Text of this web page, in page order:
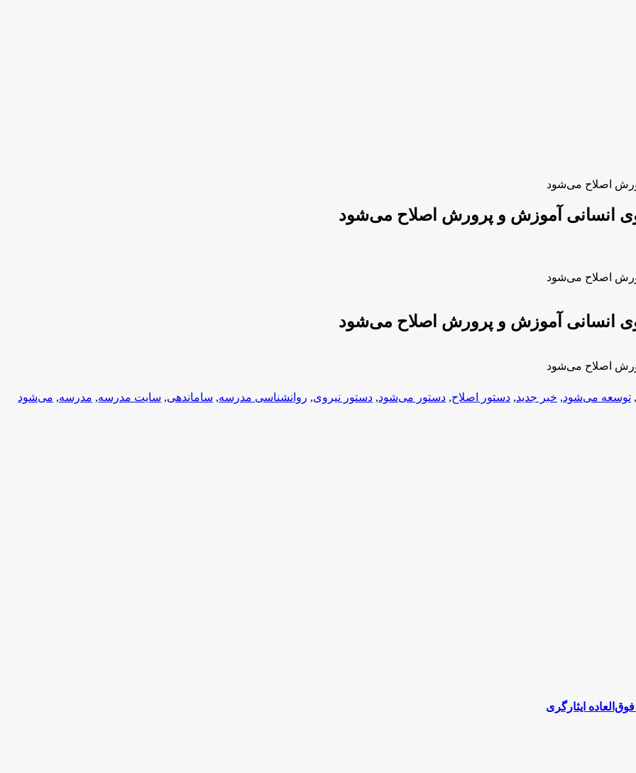
اصلاح می‌شود
انسانی آموزش و پرورش اصلاح می‌شود
اصلاح می‌شود
انسانی آموزش و پرورش اصلاح می‌شود
اصلاح می‌شود
, توسعه می‌شود, خبر جدید, دستور اصلاح, دستور می‌شود, دستور نیروی, روانشناسی مدرسه, ساماندهی, سایت مدرسه, مدرسه, می‌شود
ایثارگری